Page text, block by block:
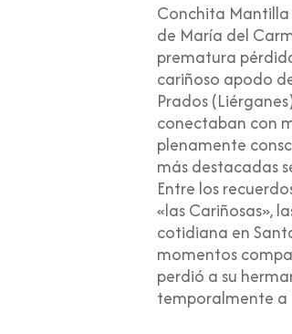
Conchita
de María del
prematura
cariñoso apodo
Prados
conectaban con
plenamente
más destacadas
Entre los
«las Cariñosas»,
cotidiana en
momentos
perdió a su
temporalmente a